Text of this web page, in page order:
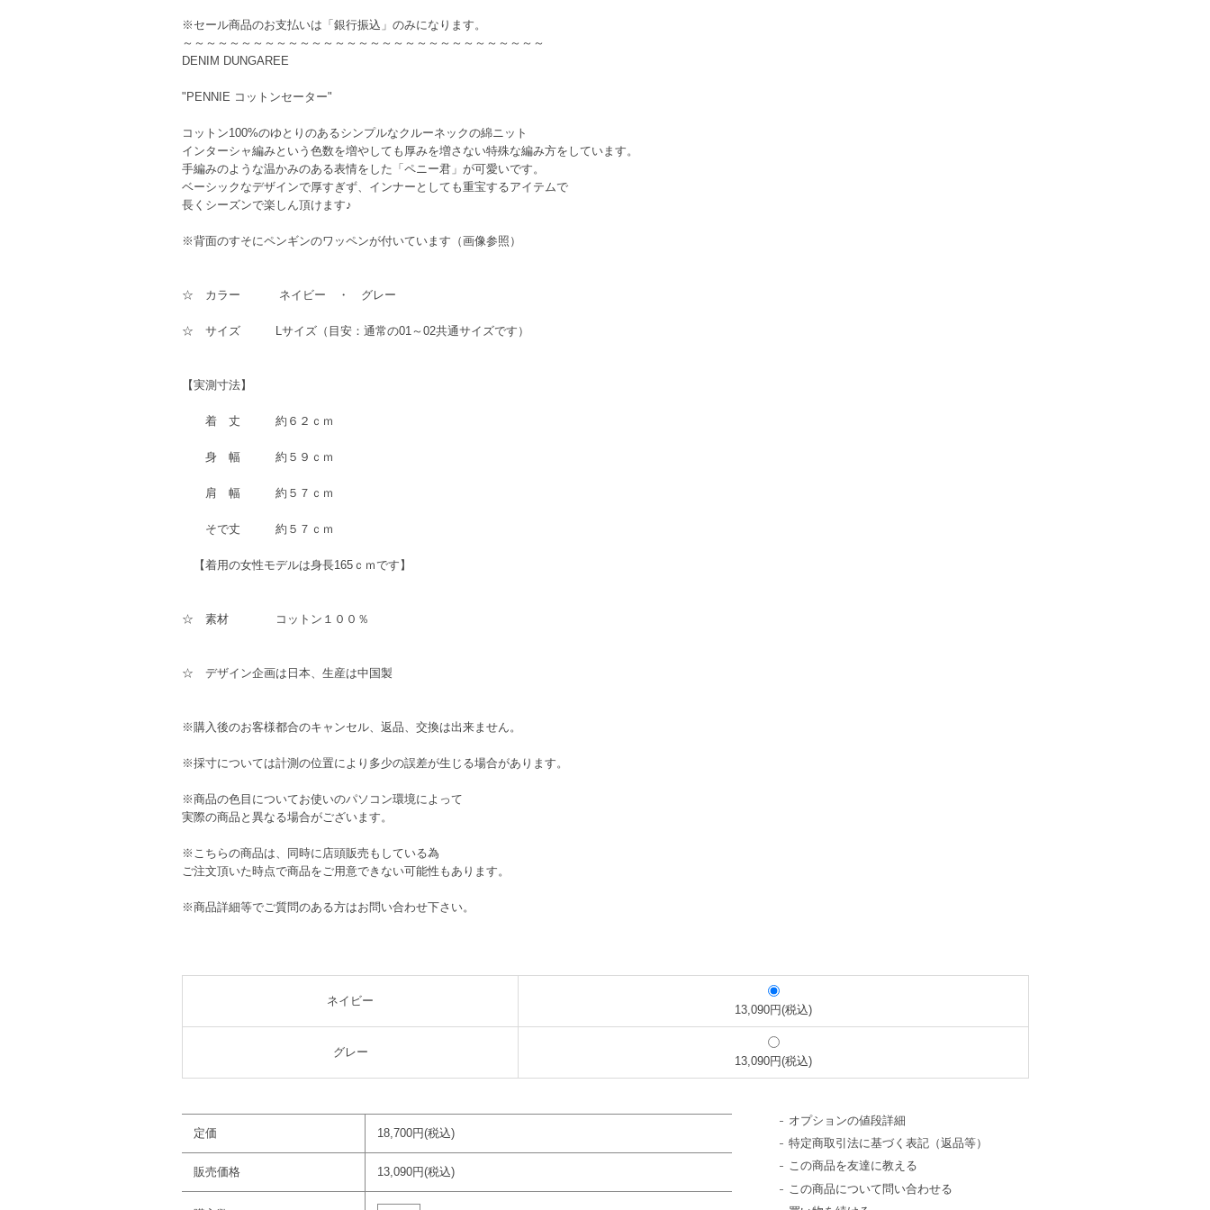
※セール商品のお支払いは「銀行振込」のみになります。
～～～～～～～～～～～～～～～～～～～～～～～～～～～～～～～
DENIM DUNGAREE
"PENNIE コットンセーター"
コットン100%のゆとりのあるシンプルなクルーネックの綿ニット
インターシャ編みという色数を増やしても厚みを増さない特殊な編み方をしています。
手編みのような温かみのある表情をした「ペニー君」が可愛いです。
ベーシックなデザインで厚すぎず、インナーとしても重宝するアイテムで
長くシーズンで楽しん頂けます♪
※背面のすそにペンギンのワッペンが付いています（画像参照）
☆ カラー ネイビー ・ グレー
☆ サイズ Lサイズ（目安：通常の01～02共通サイズです）
【実測寸法】
着 丈 約６２ｃｍ
身 幅 約５９ｃｍ
肩 幅 約５７ｃｍ
そで丈 約５７ｃｍ
【着用の女性モデルは身長165ｃｍです】
☆ 素材 コットン１００％
☆ デザイン企画は日本、生産は中国製
※購入後のお客様都合のキャンセル、返品、交換は出来ません。
※採寸については計測の位置により多少の誤差が生じる場合があります。
※商品の色目についてお使いのパソコン環境によって
実際の商品と異なる場合がございます。
※こちらの商品は、同時に店頭販売もしている為
ご注文頂いた時点で商品をご用意できない可能性もあります。
※商品詳細等でご質問のある方はお問い合わせ下さい。
ネイビー
13,090円(税込)
グレー
13,090円(税込)
定価 18,700円(税込)
販売価格 13,090円(税込)
オプションの値段詳細
特定商取引法に基づく表記（返品等）
この商品を友達に教える
この商品について問い合わせる